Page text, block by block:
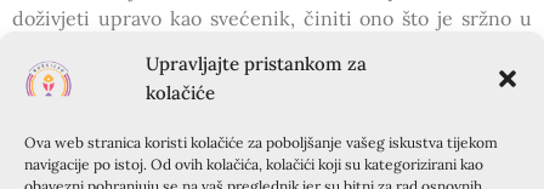
Upravljajte pristankom za
kolačiće
Ova web stranica koristi kolačiće za poboljšanje vašeg iskustva tijekom
navigacije po istoj. Od ovih kolačića, kolačići koji su kategorizirani kao
doživjeti upravo kao svećenik, činiti ono što je sržno u
svećenički „rad“ tijekom Kursilja zna biti zahtjevan i
može malo umoriti, ali srce bude blagoslovljeno,
ispunjeno radošću, mirom i ljubavlju Kristovom koja se
izlije i na mene kroz tolike susrete… U tom služenju